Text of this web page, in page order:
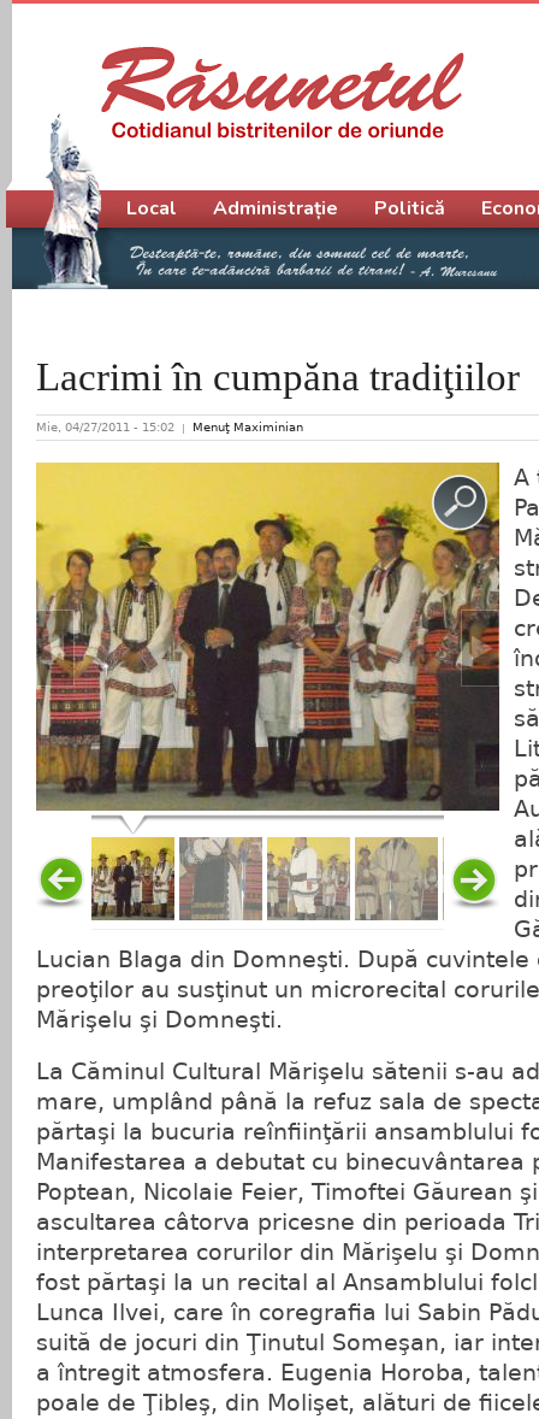
Lacrimi în cumpăna tradiţiilor
Mie, 04/27/2011 - 15:02 Menuţ Maximinian
A
Lucian Blaga din Domneşti. După
preoţilor au susţinut un microrecital
Mărişelu şi Domneşti.
La Căminul Cultural Mărişelu sătenii s-au
mare, umplând până la refuz sala de
părtaşi la bucuria reînfiinţării ansamblului
Manifestarea a debutat cu binecuvântarea
Poptean, Nicolaie Feier, Timoftei Găurean
ascultarea câtorva pricesne din perioada
interpretarea corurilor din Mărişelu şi
fost părtaşi la un recital al Ansamblului
Lunca Ilvei, care în coregrafia lui Sabin
suită de jocuri din Ţinutul Someşan, iar
a întregit atmosfera. Eugenia Horoba,
poale de Ţibleş, din Molişet, alături de
Meniu principal
Local Administrație Politică